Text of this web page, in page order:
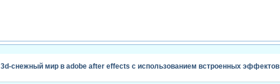
3d-снежный мир в adobe after effects с использованием встроенных эффектов